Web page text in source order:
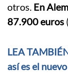
otros. En
87.900 euros
LEA
así es el